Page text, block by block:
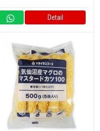
Detail